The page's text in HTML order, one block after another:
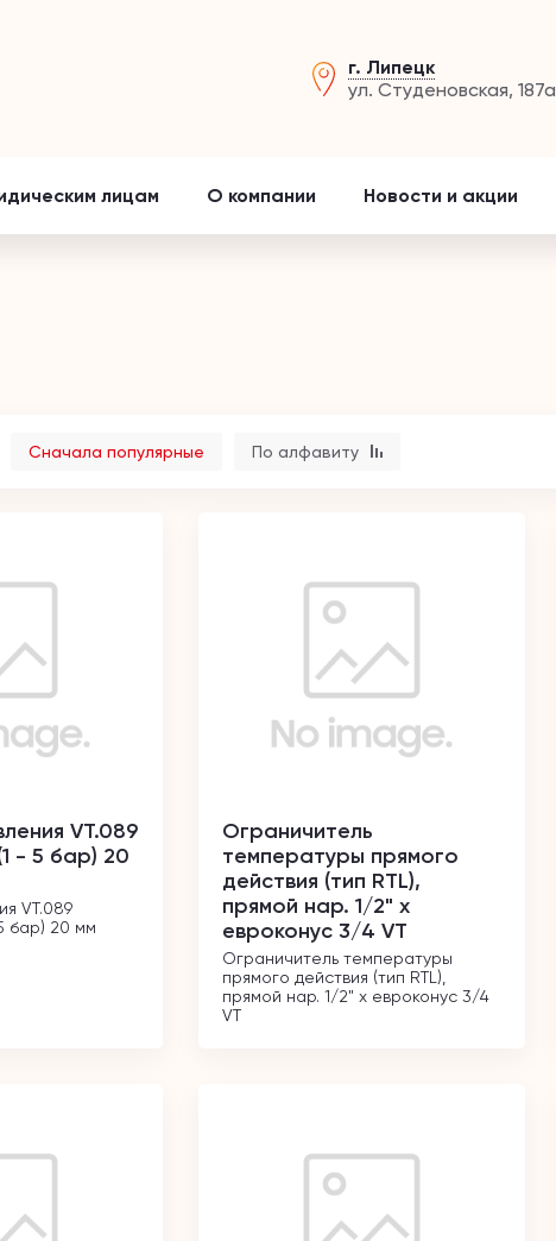
г. Липецк
ул. Студеновская, 187а
лицам О компании Новости и акции
Сначала популярные По алфавиту
VT.089
- 5 бар) 20
VT.089
бар) 20 мм
Ограничитель
температуры прямого
действия (тип RTL),
прямой нар. 1/2" х
евроконус 3/4 VT
Ограничитель температуры
прямого действия (тип RTL),
прямой нар. 1/2" х евроконус 3/4
VT